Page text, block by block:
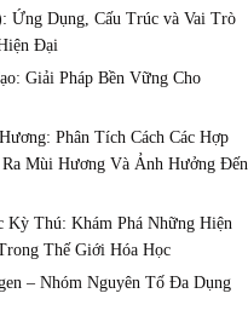
Ứng Dụng, Cấu Trúc và Vai Trò
Đại
Giải Pháp Bền Vững Cho
Phân Tích Cách Các Hợp
Mùi Hương Và Ảnh Hưởng Đến
Kỳ Thú: Khám Phá Những Hiện
Thế Giới Hóa Học
– Nhóm Nguyên Tố Đa Dụng